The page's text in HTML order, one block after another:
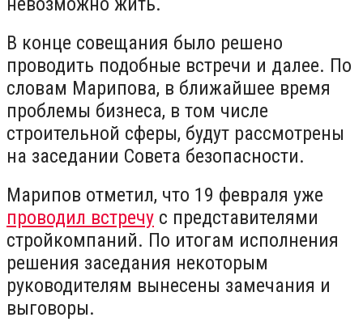
В конце совещания было решено
проводить подобные встречи и далее. По
словам Марипова, в ближайшее время
проблемы бизнеса, в том числе
строительной сферы, будут рассмотрены
на заседании Совета безопасности.
Марипов отметил, что 19 февраля уже
проводил встречу с представителями
стройкомпаний. По итогам исполнения
решения заседания некоторым
руководителям вынесены замечания и
выговоры.